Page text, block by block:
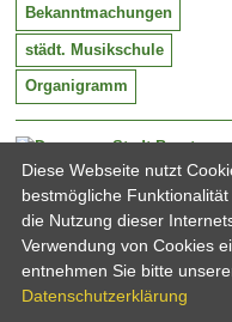
Stadt Barntrup
Mittelstraße 38
32683 Barntrup
Tel:
Email:
05263 /
Bekanntmachungen
städt. Musikschule
Organigramm
Diese Webseite nutzt
bestmögliche
die Nutzung dieser
Verwendung von Cookies
entnehmen Sie bitte
Datenschutzerklärung